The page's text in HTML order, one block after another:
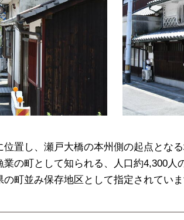
置し、瀬戸大橋の本州側の起点とな
の町として知られる、人口約4,300人
町並み保存地区として指定されていま